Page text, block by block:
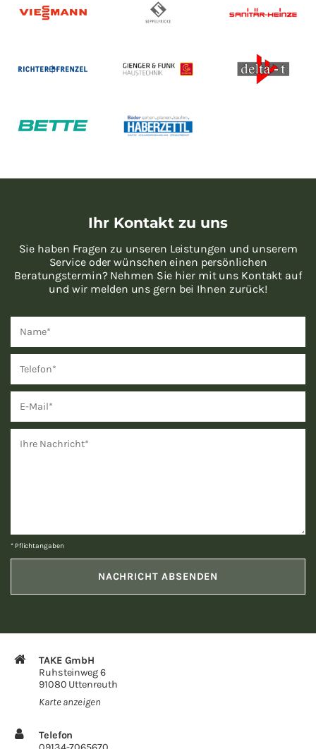
Ihr Kontakt zu uns
Sie haben Fragen zu unseren Leistungen und unserem
Service oder wünschen einen persönlichen
Beratungstermin? Nehmen Sie hier mit uns Kontakt auf
und wir melden uns gern bei Ihnen zurück!
* Pflichtangaben
TAKE GmbH
Ruhsteinweg 6
91080 Uttenreuth
Karte anzeigen
Telefon